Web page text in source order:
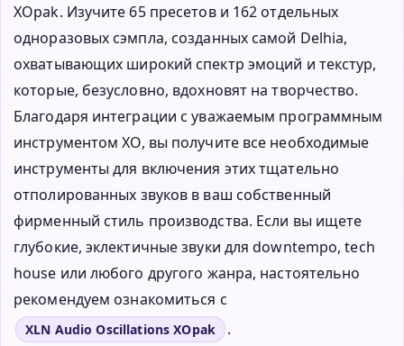
XOpak. Изучите 65 пресетов и 162 отдельных
одноразовых сэмпла, созданных самой Delhia,
охватывающих широкий спектр эмоций и текстур,
которые, безусловно, вдохновят на творчество.
Благодаря интеграции с уважаемым программным
инструментом XO, вы получите все необходимые
инструменты для включения этих тщательно
отполированных звуков в ваш собственный
фирменный стиль производства. Если вы ищете
глубокие, эклектичные звуки для downtempo, tech
house или любого другого жанра, настоятельно
рекомендуем ознакомиться с
XLN Audio Oscillations XOpak .